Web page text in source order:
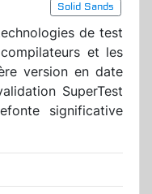
Solid Sands
de test
et les
version en date
SuperTest
significative